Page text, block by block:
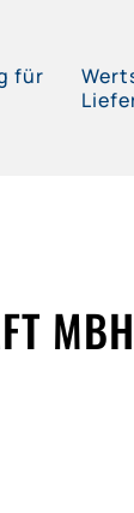
für
MBH